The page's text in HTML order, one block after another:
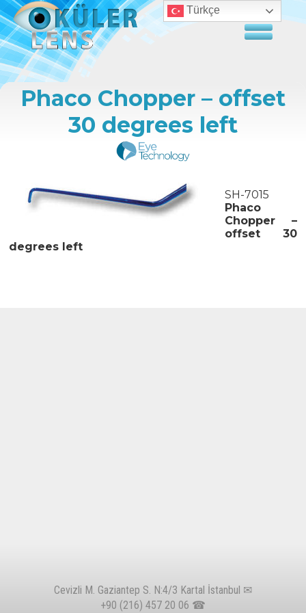
Phaco Chopper – offset
30 degrees left
SH-7015
Phaco
Chopper –
offset 30
degrees left
Cevizli M. Gaziantep S. N:4/3 Kartal İstanbul ✉
+90 (216) 457 20 06 ☎
Türkçe